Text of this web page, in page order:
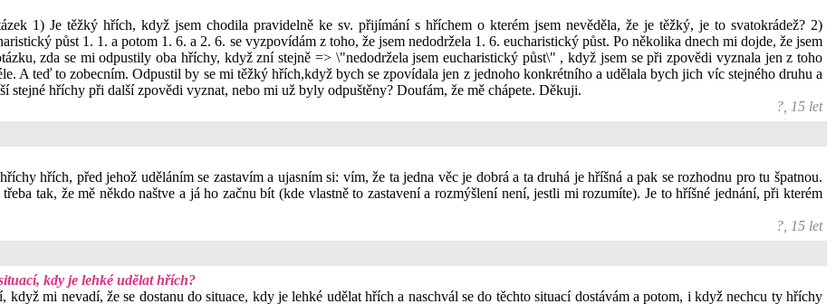
1) Je těžký hřích, když jsem chodila pravidelně ke sv. přijímání s hříchem o kterém jsem nevěděla, že je těžký, je to svatokrádež? 2)
půst 1. 1. a potom 1. 6. a 2. 6. se vyzpovídám z toho, že jsem nedodržela 1. 6. eucharistický půst. Po několika dnech mi dojde, že jsem
zda se mi odpustily oba hříchy, když zní stejně => \"nedodržela jsem eucharistický půst\" , když jsem se při zpovědi vyznala jen z toho
A teď to zobecním. Odpustil by se mi těžký hřích,když bych se zpovídala jen z jednoho konkrétního a udělala bych jich víc stejného druhu a
stejné hříchy při další zpovědi vyznat, nebo mi už byly odpuštěny? Doufám, že mě chápete. Děkuji.
?, 15 let
hřích, před jehož uděláním se zastavím a ujasním si: vím, že ta jedna věc je dobrá a ta druhá je hříšná a pak se rozhodnu pro tu špatnou.
tak, že mě někdo naštve a já ho začnu bít (kde vlastně to zastavení a rozmýšlení není, jestli mi rozumíte). Je to hříšné jednání, při kterém
?, 15 let
kdy je lehké udělat hřích?
mi nevadí, že se dostanu do situace, kdy je lehké udělat hřích a naschvál se do těchto situací dostávám a potom, i když nechcu ty hříchy